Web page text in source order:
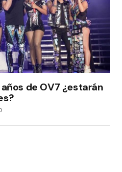
de OV7 ¿estarán